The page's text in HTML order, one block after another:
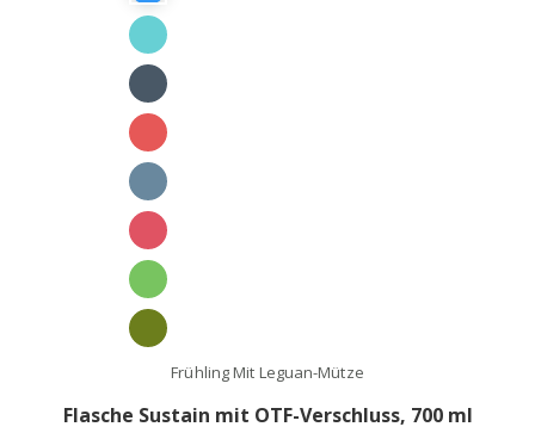
Frühling Mit Leguan-Mütze
Flasche Sustain mit OTF-Verschluss, 700 ml